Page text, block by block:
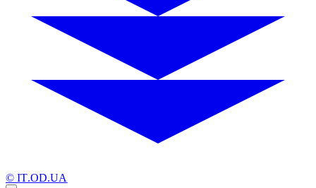
© IT.OD.UA